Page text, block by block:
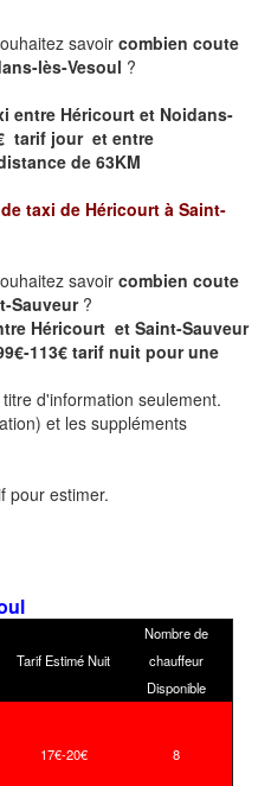
savoir combien coute
lès-Vesoul ?
entre Héricourt et Noidans-
tarif jour et entre
de 63KM
taxi de Héricourt à Saint-
savoir combien coute
Sauveur ?
Héricourt et Saint-Sauveur
113€ tarif nuit pour une
d'information seulement.
et les suppléments
pour estimer.
Tarif Estimé Nuit
Nombre de
chauffeur
Disponible
17€-20€ 8